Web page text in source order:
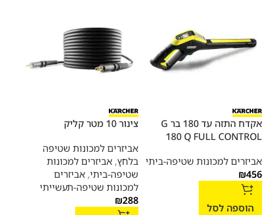
אקדח התזה עד 180 בר G
180 Q FULL CONTROL
אביזרים למכונות שטיפה-ביתי
₪456
הוספה לסל
צינור 10 מטר קליק
אביזרים למכונות שטיפה
בלחץ, אביזרים למכונות
שטיפה-ביתי, אביזרים
למכונות שטיפה-תעשייתי
₪288